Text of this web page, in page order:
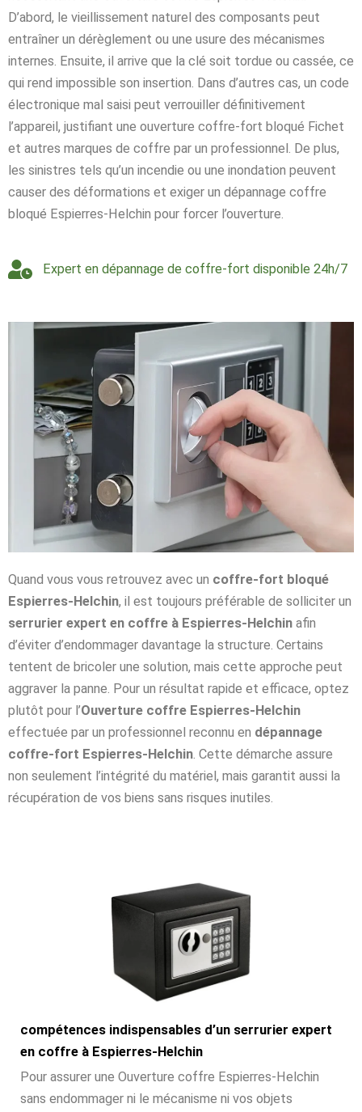
D’abord, le vieillissement naturel des composants peut
entraîner un dérèglement ou une usure des mécanismes
internes. Ensuite, il arrive que la clé soit tordue ou cassée, ce
qui rend impossible son insertion. Dans d’autres cas, un code
électronique mal saisi peut verrouiller définitivement
l’appareil, justifiant une ouverture coffre-fort bloqué Fichet
et autres marques de coffre par un professionnel. De plus,
les sinistres tels qu’un incendie ou une inondation peuvent
causer des déformations et exiger un dépannage coffre
bloqué Espierres-Helchin pour forcer l’ouverture.
Expert en dépannage de coffre-fort disponible 24h/7
Quand vous vous retrouvez avec un coffre-fort bloqué
Espierres-Helchin, il est toujours préférable de solliciter un
serrurier expert en coffre à Espierres-Helchin afin
d’éviter d’endommager davantage la structure. Certains
tentent de bricoler une solution, mais cette approche peut
aggraver la panne. Pour un résultat rapide et efficace, optez
plutôt pour l’Ouverture coffre Espierres-Helchin
effectuée par un professionnel reconnu en dépannage
coffre-fort Espierres-Helchin. Cette démarche assure
non seulement l’intégrité du matériel, mais garantit aussi la
récupération de vos biens sans risques inutiles.
compétences indispensables d’un serrurier expert
en coffre à Espierres-Helchin
Pour assurer une Ouverture coffre Espierres-Helchin
sans endommager ni le mécanisme ni vos objets